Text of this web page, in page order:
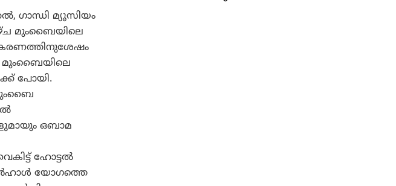
ഗാന്ധി മ്യൂസിയം
മുംബൈയിലെ
മുംബൈയിലെ
പോയി.
മുംബൈ
ഒബാമ
ഹോട്ടല്‍
യോഗത്തെ